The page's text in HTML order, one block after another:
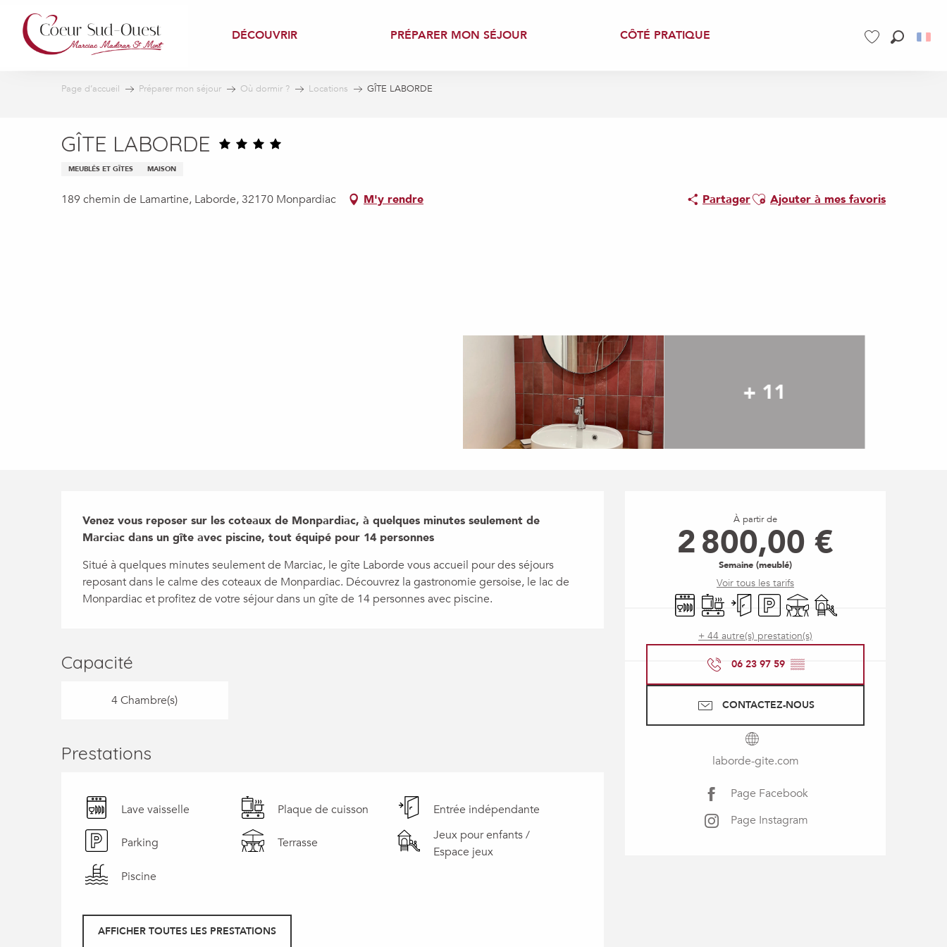
contenu
principal
DÉCOUVRIR PRÉPARER MON SÉJOUR CÔTÉ PRATIQUE
Page d’accueil Préparer mon séjour Où dormir ? Locations GÎTE LABORDE
GÎTE LABORDE
MEUBLÉS ET GÎTES MAISON
189 chemin de Lamartine, Laborde, 32170 Monpardiac M'y rendre PartagerAjouter aux favoris
Ajouter à mes favoris
+ 11
Ouverture et
À partir de
2 800,00 €
Semaine (meublé)
Voir tous les tarifs
Lave vaisselle
Plaque de cuisson
Entrée indépendante
ParkingTerrasseJeux pour enfants /
+ 44 autre(s) prestation(s)
06 23 97 59 ▒▒
CONTACTEZ-NOUS
laborde-gite.com
Page Facebook
Page Instagram
Description
Venez vous reposer sur les coteaux de Monpardiac, à quelques minutes seulement de
Marciac dans un gîte avec piscine, tout équipé pour 14 personnes
Situé à quelques minutes seulement de Marciac, le gîte Laborde vous accueil pour des séjours
reposant dans le calme des coteaux de Monpardiac. Découvrez la gastronomie gersoise, le lac de
Monpardiac et profitez de votre séjour dans un gîte de 14 personnes avec piscine.
Capacité
4 Chambre(s)
Prestations
Lave vaisselle Plaque de cuisson Entrée indépendante
Parking Terrasse
Jeux pour enfants /
Espace jeux
Piscine
AFFICHER TOUTES LES PRESTATIONS